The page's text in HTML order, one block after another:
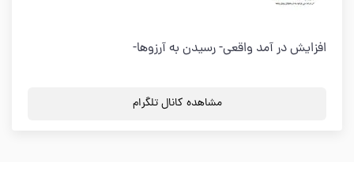
افزایش در آمد واقعی- رسیدن به آرزوها-
مشاهده کانال تلگرام